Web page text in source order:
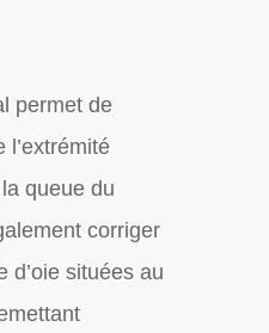
permet de
l’extrémité
queue du
corriger
d’oie situées au